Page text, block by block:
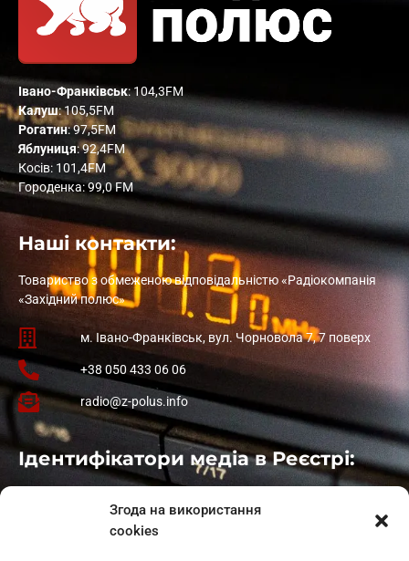
Згода на використання
cookies
Івано-Франківськ: 104,3FM
Калуш: 105,5FM
Рогатин: 97,5FM
Яблуниця: 92,4FM
Косів: 101,4FM
Городенка: 99,0 FM
Наші контакти:
Товариство з обмеженою відповідальністю «Радіокомпанія
«Західний полюс»
м. Івано-Франківськ, вул. Чорновола 7, 7 поверх
+38 050 433 06 06
radio@z-polus.info
Ідентифікатори медіа в Реєстрі:
: L11-01410
: L11-01801